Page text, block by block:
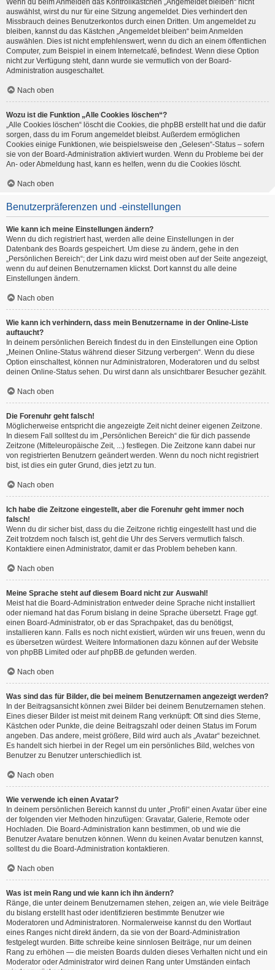
Wenn du beim Anmelden das Kontrollkästchen „Angemeldet bleiben“ nicht
auswählst, wirst du nur für eine Sitzung angemeldet. Dies verhindert den
Missbrauch deines Benutzerkontos durch einen Dritten. Um angemeldet zu
bleiben, kannst du das Kästchen „Angemeldet bleiben“ beim Anmelden
auswählen. Dies ist nicht empfehlenswert, wenn du dich an einem öffentlichen
Computer, zum Beispiel in einem Internetcafé, befindest. Wenn diese Option
nicht zur Verfügung steht, dann wurde sie vermutlich von der Board-
Administration ausgeschaltet.
Nach oben
Wozu ist die Funktion „Alle Cookies löschen“?
„Alle Cookies löschen“ löscht die Cookies, die phpBB erstellt hat und die dafür
sorgen, dass du im Forum angemeldet bleibst. Außerdem ermöglichen
Cookies einige Funktionen, wie beispielsweise den „Gelesen“-Status – sofern
sie von der Board-Administration aktiviert wurden. Wenn du Probleme bei der
An- oder Abmeldung hast, kann es helfen, wenn du die Cookies löscht.
Nach oben
Benutzerpräferenzen und -einstellungen
Wie kann ich meine Einstellungen ändern?
Wenn du dich registriert hast, werden alle deine Einstellungen in der
Datenbank des Boards gespeichert. Um diese zu ändern, gehe in den
„Persönlichen Bereich“; der Link dazu wird meist oben auf der Seite angezeigt,
wenn du auf deinen Benutzernamen klickst. Dort kannst du alle deine
Einstellungen ändern.
Nach oben
Wie kann ich verhindern, dass mein Benutzername in der Online-Liste
auftaucht?
In deinem persönlichen Bereich findest du in den Einstellungen eine Option
„Meinen Online-Status während dieser Sitzung verbergen“. Wenn du diese
Option einschaltest, können nur Administratoren, Moderatoren und du selbst
deinen Online-Status sehen. Du wirst dann als unsichtbarer Besucher gezählt.
Nach oben
Die Forenuhr geht falsch!
Möglicherweise entspricht die angezeigte Zeit nicht deiner eigenen Zeitzone.
In diesem Fall solltest du im „Persönlichen Bereich“ die für dich passende
Zeitzone (Mitteleuropäische Zeit, ...) festlegen. Die Zeitzone kann dabei nur
von registrierten Benutzern geändert werden. Wenn du noch nicht registriert
bist, ist dies ein guter Grund, dies jetzt zu tun.
Nach oben
Ich habe die Zeitzone eingestellt, aber die Forenuhr geht immer noch
falsch!
Wenn du dir sicher bist, dass du die Zeitzone richtig eingestellt hast und die
Zeit trotzdem noch falsch ist, geht die Uhr des Servers vermutlich falsch.
Kontaktiere einen Administrator, damit er das Problem beheben kann.
Nach oben
Meine Sprache steht auf diesem Board nicht zur Auswahl!
Meist hat die Board-Administration entweder deine Sprache nicht installiert
oder niemand hat das Forum bislang in deine Sprache übersetzt. Frage ggf.
einen Board-Administrator, ob er das Sprachpaket, das du benötigst,
installieren kann. Falls es noch nicht existiert, würden wir uns freuen, wenn du
es übersetzen würdest. Weitere Informationen dazu können auf der Website
von phpBB Limited oder aufphpBB.de gefunden werden.
Nach oben
Was sind das für Bilder, die bei meinem Benutzernamen angezeigt werden?
In der Beitragsansicht können zwei Bilder bei deinem Benutzernamen stehen.
Eines dieser Bilder ist meist mit deinem Rang verknüpft: Oft sind dies Sterne,
Kästchen oder Punkte, die deine Beitragszahl oder deinen Status im Forum
angeben. Das andere, meist größere, Bild wird auch als „Avatar“ bezeichnet.
Es handelt sich hierbei in der Regel um ein persönliches Bild, welches von
Benutzer zu Benutzer unterschiedlich ist.
Nach oben
Wie verwende ich einen Avatar?
In deinem persönlichen Bereich kannst du unter „Profil“ einen Avatar über eine
der folgenden vier Methoden hinzufügen: Gravatar, Galerie, Remote oder
Hochladen. Die Board-Administration kann bestimmen, ob und wie die
Benutzer Avatare benutzen können. Wenn du keinen Avatar benutzen kannst,
solltest du die Board-Administration kontaktieren.
Nach oben
Was ist mein Rang und wie kann ich ihn ändern?
Ränge, die unter deinem Benutzernamen stehen, zeigen an, wie viele Beiträge
du bislang erstellt hast oder identifizieren bestimmte Benutzer wie
Moderatoren und Administratoren. Normalerweise kannst du den Wortlaut
eines Ranges nicht direkt ändern, da sie von der Board-Administration
festgelegt wurden. Bitte schreibe keine sinnlosen Beiträge, nur um deinen
Rang zu erhöhen — die meisten Boards dulden dieses Verhalten nicht und ein
Moderator oder Administrator wird deinen Rang unter Umständen einfach